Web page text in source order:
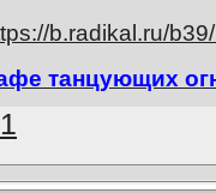
танцующих